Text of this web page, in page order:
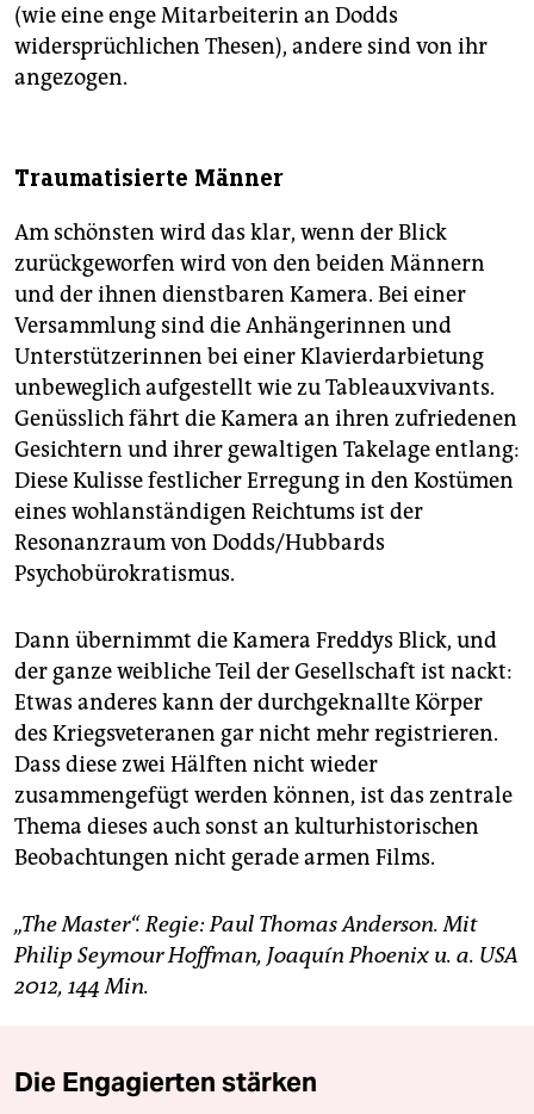
(wie eine enge Mitarbeiterin an Dodds
widersprüchlichen Thesen), andere sind von ihr
angezogen.
Traumatisierte Männer
Am schönsten wird das klar, wenn der Blick
zurückgeworfen wird von den beiden Männern
und der ihnen dienstbaren Kamera. Bei einer
Versammlung sind die Anhängerinnen und
Unterstützerinnen bei einer Klavierdarbietung
unbeweglich aufgestellt wie zu Tableauxvivants.
Genüsslich fährt die Kamera an ihren zufriedenen
Gesichtern und ihrer gewaltigen Takelage entlang:
Diese Kulisse festlicher Erregung in den Kostümen
eines wohlanständigen Reichtums ist der
Resonanzraum von Dodds/Hubbards
Psychobürokratismus.
Dann übernimmt die Kamera Freddys Blick, und
der ganze weibliche Teil der Gesellschaft ist nackt:
Etwas anderes kann der durchgeknallte Körper
des Kriegsveteranen gar nicht mehr registrieren.
Dass diese zwei Hälften nicht wieder
zusammengefügt werden können, ist das zentrale
Thema dieses auch sonst an kulturhistorischen
Beobachtungen nicht gerade armen Films.
„The Master“. Regie: Paul Thomas Anderson. Mit
Philip Seymour Hoffman, Joaquín Phoenix u. a. USA
2012, 144 Min.
Die Engagierten stärken